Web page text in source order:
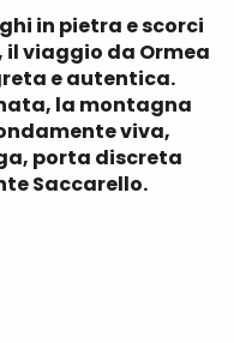
in pietra e scorci
il viaggio da Ormea
e autentica.
la montagna
viva,
porta discreta
Saccarello.